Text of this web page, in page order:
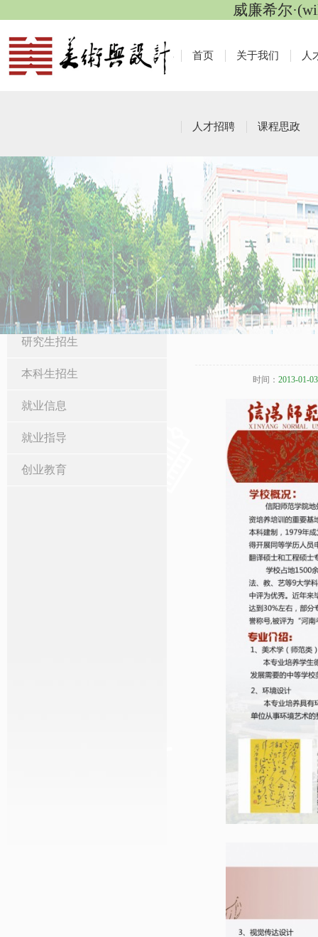
威廉希尔
首页 关于我们 人
人才招聘 课程思政
栏目导航
研究生招生
本科生招生
就业信息
就业指导
创业教育
本科生招生
时间： 2013-01-